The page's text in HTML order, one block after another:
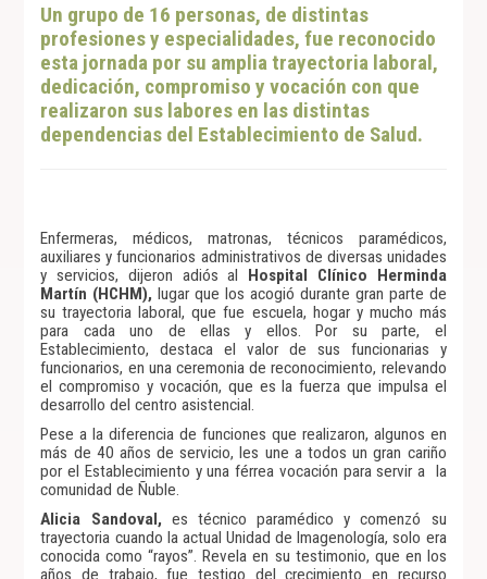
Un grupo de 16 personas, de distintas
profesiones y especialidades, fue reconocido
esta jornada por su amplia trayectoria laboral,
dedicación, compromiso y vocación con que
realizaron sus labores en las distintas
dependencias del Establecimiento de Salud.
Enfermeras, médicos, matronas, técnicos paramédicos,
auxiliares y funcionarios administrativos de diversas unidades
y servicios, dijeron adiós al Hospital Clínico Herminda
Martín (HCHM), lugar que los acogió durante gran parte de
su trayectoria laboral, que fue escuela, hogar y mucho más
para cada uno de ellas y ellos. Por su parte, el
Establecimiento, destaca el valor de sus funcionarias y
funcionarios, en una ceremonia de reconocimiento, relevando
el compromiso y vocación, que es la fuerza que impulsa el
desarrollo del centro asistencial.
Pese a la diferencia de funciones que realizaron, algunos en
más de 40 años de servicio, les une a todos un gran cariño
por el Establecimiento y una férrea vocación para servir a la
comunidad de Ñuble.
Alicia Sandoval, es técnico paramédico y comenzó su
trayectoria cuando la actual Unidad de Imagenología, solo era
conocida como “rayos”. Revela en su testimonio, que en los
años de trabajo, fue testigo del crecimiento en recurso